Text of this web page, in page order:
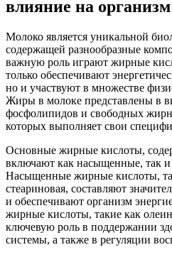
влияние на организм
Молоко является уникальной
содержащей разнообразные
важную роль играют жирные
только обеспечивают
но и участвуют в множестве
Жиры в молоке представлены в
фосфолипидов и свободных
которых выполняет свои
Основные жирные кислоты,
включают как насыщенные, так
Насыщенные жирные кислоты,
стеариновая, составляют
и обеспечивают организм
жирные кислоты, такие как
ключевую роль в поддержании
системы, а также в регуляции